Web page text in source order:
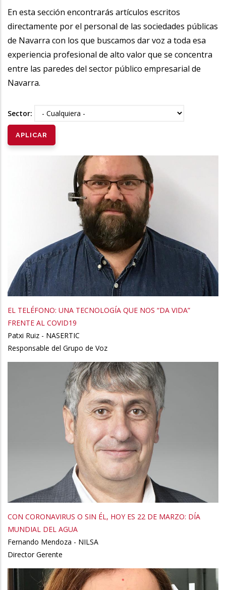
la
navegación
En esta sección encontrarás artículos escritos
directamente por el personal de las sociedades públicas
de Navarra con los que buscamos dar voz a toda esa
experiencia profesional de alto valor que se concentra
entre las paredes del sector público empresarial de
Navarra.
Sector:
EL TELÉFONO: UNA TECNOLOGÍA QUE NOS “DA VIDA”
FRENTE AL COVID19
Patxi Ruiz - NASERTIC
Responsable del Grupo de Voz
CON CORONAVIRUS O SIN ÉL, HOY ES 22 DE MARZO: DÍA
MUNDIAL DEL AGUA
Fernando Mendoza - NILSA
Director Gerente